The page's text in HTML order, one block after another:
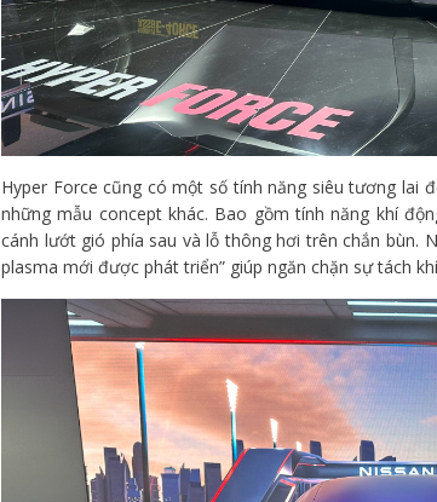
Hyper Force cũng có một số tính năng siêu tương lai
những mẫu concept khác. Bao gồm tính năng khí
cánh lướt gió phía sau và lỗ thông hơi trên chắn bùn.
plasma mới được phát triển” giúp ngăn chặn sự tách